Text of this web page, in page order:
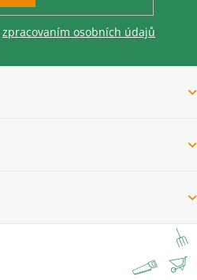
zpracovaním osobních údajů